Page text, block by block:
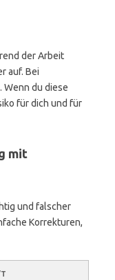
der Arbeit
auf. Bei
du diese
für dich und für
mit
und falscher
Korrekturen,